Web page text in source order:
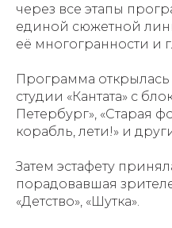
через все этапы
единой сюжетной
её многогранности и
Программа
студии «Кантата» с
Петербург», «Старая
корабль, лети!» и
Затем эстафету
порадовавшая
«Детство», «Шутка».